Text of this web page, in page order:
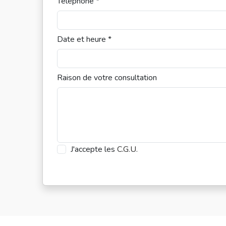
Date et heure *
Raison de votre consultation
J'accepte les C.G.U.